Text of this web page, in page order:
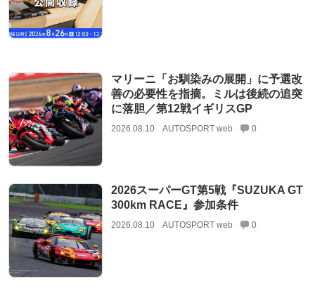
マリーニ「お馴染みの展開」に予選改
善の必要性を指摘。ミルは後続の追突
に落胆／第12戦イギリスGP
2026.08.10 AUTOSPORT web 0
2026スーパーGT第5戦『SUZUKA GT
300km RACE』参加条件
2026.08.10 AUTOSPORT web 0